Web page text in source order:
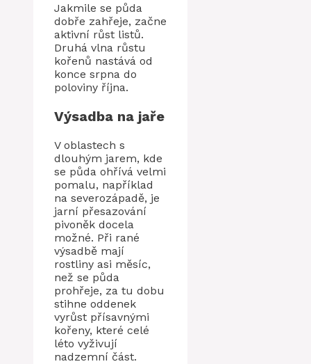
Jakmile se půda
dobře zahřeje, začne
aktivní růst listů.
Druhá vlna růstu
kořenů nastává od
konce srpna do
poloviny října.
Výsadba na jaře
V oblastech s
dlouhým jarem, kde
se půda ohřívá velmi
pomalu, například
na severozápadě, je
jarní přesazování
pivoněk docela
možné. Při rané
výsadbě mají
rostliny asi měsíc,
než se půda
prohřeje, za tu dobu
stihne oddenek
vyrůst přísavnými
kořeny, které celé
léto vyživují
nadzemní část.